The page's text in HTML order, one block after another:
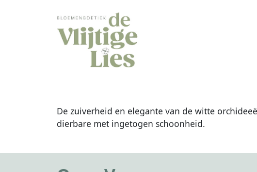
De zuiverheid en elegante van de witte
dierbare met ingetogen schoonheid.